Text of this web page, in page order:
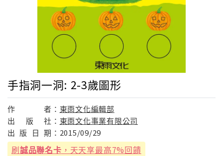
手指洞一洞: 2-3歲圖形
作 者： 東雨文化編輯部
出
版 社： 東雨文化事業有限公司
出 版 日 期： 2015/09/29
刷誠品聯名卡 ，天天享最高7%回饋